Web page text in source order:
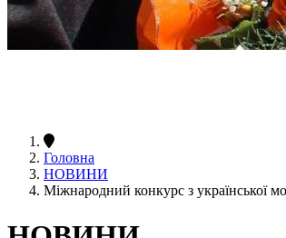
Головна
НОВИНИ
Міжнародний конкурс з української